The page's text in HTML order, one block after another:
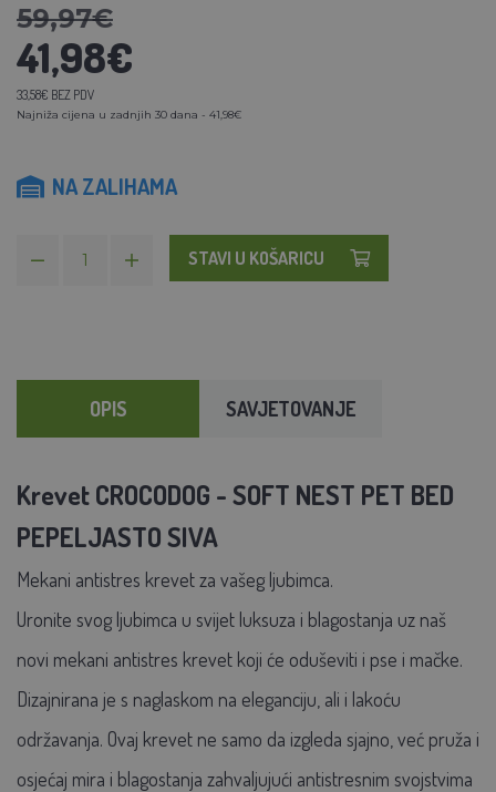
59,97€
41,98€
33,58€ BEZ PDV
Najniža cijena u zadnjih 30 dana - 41,98€
NA ZALIHAMA
STAVI U KOŠARICU
OPIS SAVJETOVANJE
Krevet CROCODOG - SOFT NEST PET BED
PEPELJASTO SIVA
Mekani antistres krevet za vašeg ljubimca.
Uronite svog ljubimca u svijet luksuza i blagostanja uz naš
novi mekani antistres krevet koji će oduševiti i pse i mačke.
Dizajnirana je s naglaskom na eleganciju, ali i lakoću
održavanja. Ovaj krevet ne samo da izgleda sjajno, već pruža i
osjećaj mira i blagostanja zahvaljujući antistresnim svojstvima